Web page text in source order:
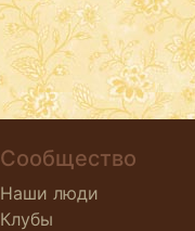
Сообщество
Наши люди
Клубы